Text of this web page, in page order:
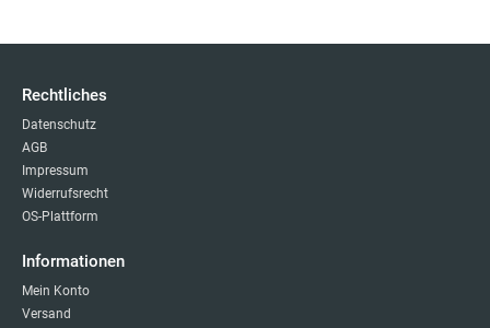
Rechtliches
Datenschutz
AGB
Impressum
Widerrufsrecht
OS-Plattform
Informationen
Mein Konto
Versand